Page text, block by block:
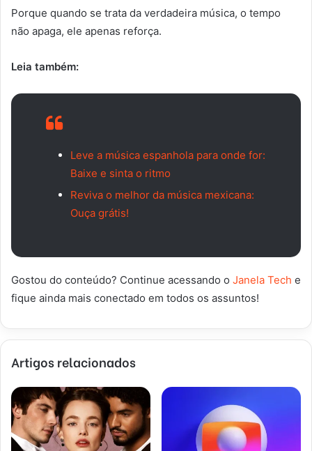
Porque quando se trata da verdadeira música, o tempo
não apaga, ele apenas reforça.
Leia também:
Leve a música espanhola para onde for:
Baixe e sinta o ritmo
Reviva o melhor da música mexicana:
Ouça grátis!
Gostou do conteúdo? Continue acessando o Janela Tech e
fique ainda mais conectado em todos os assuntos!
Artigos relacionados